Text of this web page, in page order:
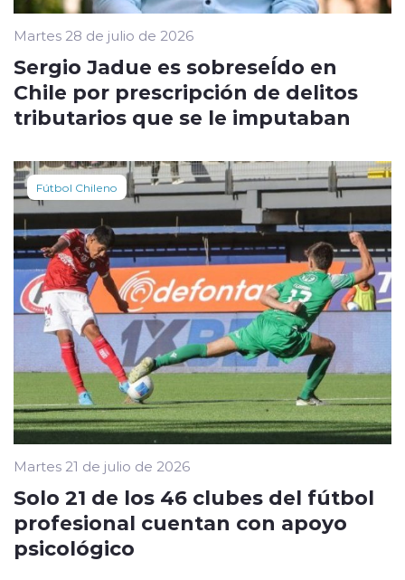
Martes 28 de julio de 2026
Sergio Jadue es sobreseÍdo en
Chile por prescripción de delitos
tributarios que se le imputaban
Fútbol Chileno
Martes 21 de julio de 2026
Solo 21 de los 46 clubes del fútbol
profesional cuentan con apoyo
psicológico